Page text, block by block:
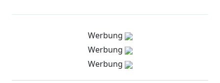
Werbung
Werbung
Werbung